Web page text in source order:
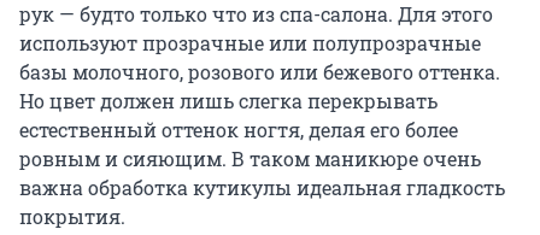
рук — будто только что из спа-салона. Для этого
используют прозрачные или полупрозрачные
базы молочного, розового или бежевого оттенка.
Но цвет должен лишь слегка перекрывать
естественный оттенок ногтя, делая его более
ровным и сияющим. В таком маникюре очень
важна обработка кутикулы идеальная гладкость
покрытия.